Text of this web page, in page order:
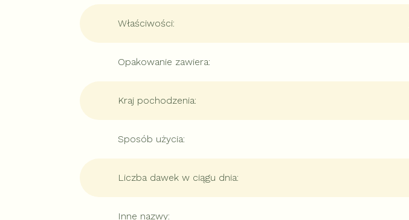
Właściwości:
Opakowanie zawiera:
Kraj pochodzenia:
Sposób użycia:
Liczba dawek w ciągu dnia:
Inne nazwy: